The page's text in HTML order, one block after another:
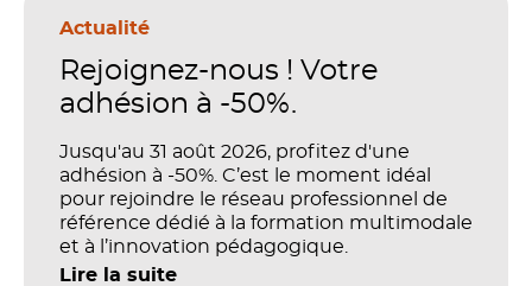
Actualité
Rejoignez-nous ! Votre
adhésion à -50%.
Jusqu'au 31 août 2026, profitez d'une
adhésion à -50%. C’est le moment idéal
pour rejoindre le réseau professionnel de
référence dédié à la formation multimodale
et à l’innovation pédagogique.
Lire la suite